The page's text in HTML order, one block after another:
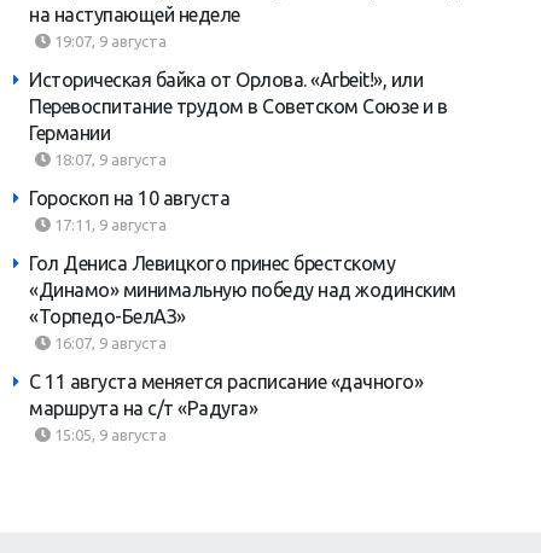
на наступающей неделе
19:07, 9 августа
Историческая байка от Орлова. «Arbeit!», или
Перевоспитание трудом в Советском Союзе и в
Германии
18:07, 9 августа
Гороскоп на 10 августа
17:11, 9 августа
Гол Дениса Левицкого принес брестскому
«Динамо» минимальную победу над жодинским
«Торпедо-БелАЗ»
16:07, 9 августа
С 11 августа меняется расписание «дачного»
маршрута на с/т «Радуга»
15:05, 9 августа